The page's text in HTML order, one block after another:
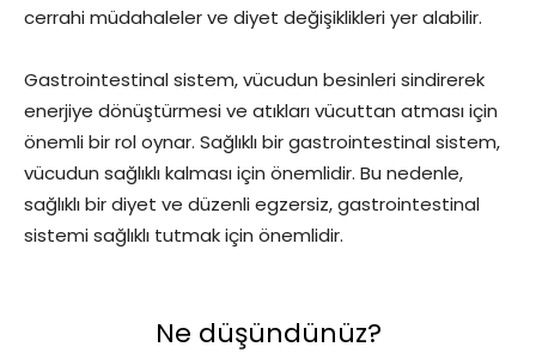
cerrahi müdahaleler ve diyet değişiklikleri yer alabilir.
Gastrointestinal sistem, vücudun besinleri sindirerek
enerjiye dönüştürmesi ve atıkları vücuttan atması için
önemli bir rol oynar. Sağlıklı bir gastrointestinal sistem,
vücudun sağlıklı kalması için önemlidir. Bu nedenle,
sağlıklı bir diyet ve düzenli egzersiz, gastrointestinal
sistemi sağlıklı tutmak için önemlidir.
Ne düşündünüz?